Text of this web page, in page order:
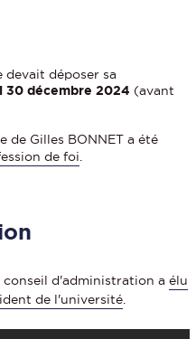
devait déposer sa
30 décembre 2024 (avant
de Gilles BONNET a été
de foi
conseil d'administration aélu
de l'université